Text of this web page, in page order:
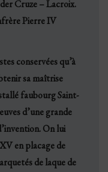
Cruze – Lacroix.
Pierre IV
conservées qu’à
sa maîtrise
faubourg Saint-
d’une grande
On lui
en placage de
de laque de